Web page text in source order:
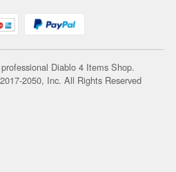
Diablo 4 Items Shop.
2050, Inc. All Rights Reserved